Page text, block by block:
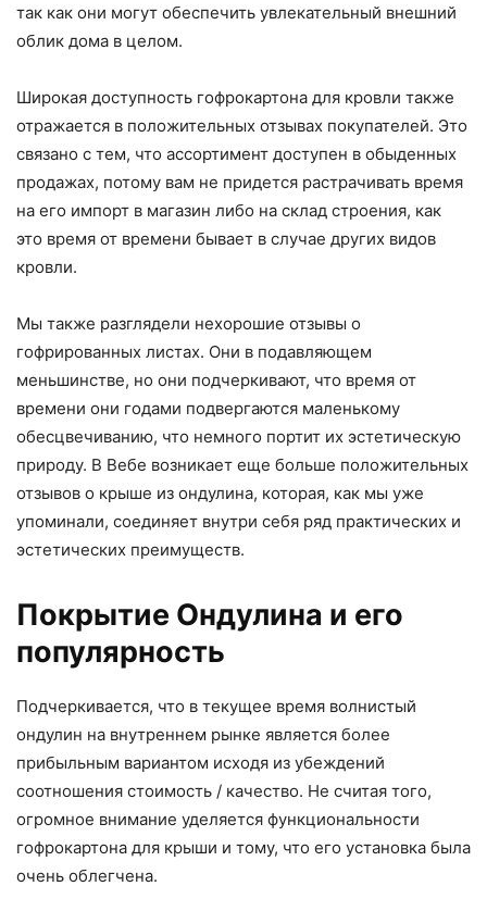
так как они могут обеспечить увлекательный внешний
облик дома в целом.
Широкая доступность гофрокартона для кровли также
отражается в положительных отзывах покупателей. Это
связано с тем, что ассортимент доступен в обыденных
продажах, потому вам не придется растрачивать время
на его импорт в магазин либо на склад строения, как
это время от времени бывает в случае других видов
кровли.
Мы также разглядели нехорошие отзывы о
гофрированных листах. Они в подавляющем
меньшинстве, но они подчеркивают, что время от
времени они годами подвергаются маленькому
обесцвечиванию, что немного портит их эстетическую
природу. В Вебе возникает еще больше положительных
отзывов о крыше из ондулина, которая, как мы уже
упоминали, соединяет внутри себя ряд практических и
эстетических преимуществ.
Покрытие Ондулина и его
популярность
Подчеркивается, что в текущее время волнистый
ондулин на внутреннем рынке является более
прибыльным вариантом исходя из убеждений
соотношения стоимость / качество. Не считая того,
огромное внимание уделяется функциональности
гофрокартона для крыши и тому, что его установка была
очень облегчена.